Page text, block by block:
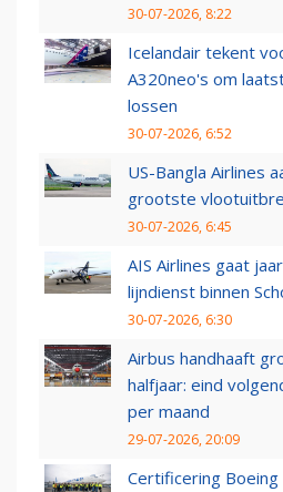
30-07-2026, 8:22
Icelandair tekent
A320neo's om
lossen
30-07-2026, 6:52
US-Bangla Airlines
grootste
30-07-2026, 6:45
AIS Airlines gaat
lijndienst binnen
30-07-2026, 6:30
Airbus handhaaft
halfjaar: eind
per maand
29-07-2026, 20:09
Certificering